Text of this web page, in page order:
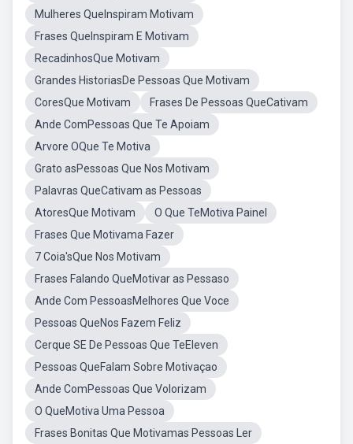
Mulheres QueInspiram Motivam
Frases QueInspiram E Motivam
RecadinhosQue Motivam
Grandes HistoriasDe Pessoas Que Motivam
CoresQue Motivam
Frases De Pessoas QueCativam
Ande ComPessoas Que Te Apoiam
Arvore OQue Te Motiva
Grato asPessoas Que Nos Motivam
Palavras QueCativam as Pessoas
AtoresQue Motivam
O Que TeMotiva Painel
Frases Que Motivama Fazer
7 Coia'sQue Nos Motivam
Frases Falando QueMotivar as Pessaso
Ande Com PessoasMelhores Que Voce
Pessoas QueNos Fazem Feliz
Cerque SE De Pessoas Que TeEleven
Pessoas QueFalam Sobre Motivaçao
Ande ComPessoas Que Volorizam
O QueMotiva Uma Pessoa
Frases Bonitas Que Motivamas Pessoas Ler